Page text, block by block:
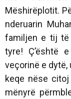
Mëshirëplotit.
nderuarin
familjen e tij të
tyre! Ç’është
veçorinë e dytë,
keqe nëse
mënyrë